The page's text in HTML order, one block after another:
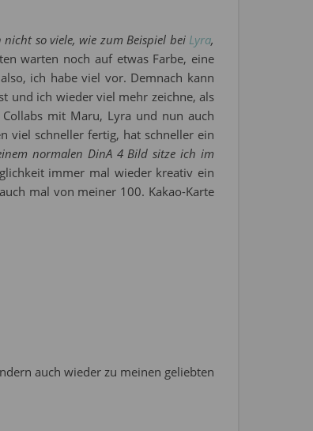
nicht so viele, wie zum Beispiel bei Lyra,
warten noch auf etwas Farbe, eine
ich habe viel vor. Demnach kann
und ich wieder viel mehr zeichne, als
mit Maru, Lyra und nun auch
viel schneller fertig, hat schneller ein
normalen DinA 4 Bild sitze ich im
immer mal wieder kreativ ein
mal von meiner 100. Kakao-Karte
auch wieder zu meinen geliebten